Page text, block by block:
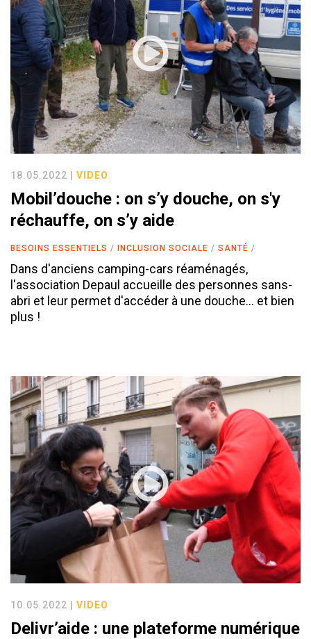
18.05.2022 | VIDEO
Mobil’douche : on s’y douche, on s'y
réchauffe, on s’y aide
BESOINS ESSENTIELS INCLUSION SOCIALE SANTÉ
Dans d'anciens camping-cars réaménagés,
l'association Depaul accueille des personnes sans-
abri et leur permet d'accéder à une douche... et bien
plus !
10.05.2022 | VIDEO
Delivr’aide : une plateforme numérique